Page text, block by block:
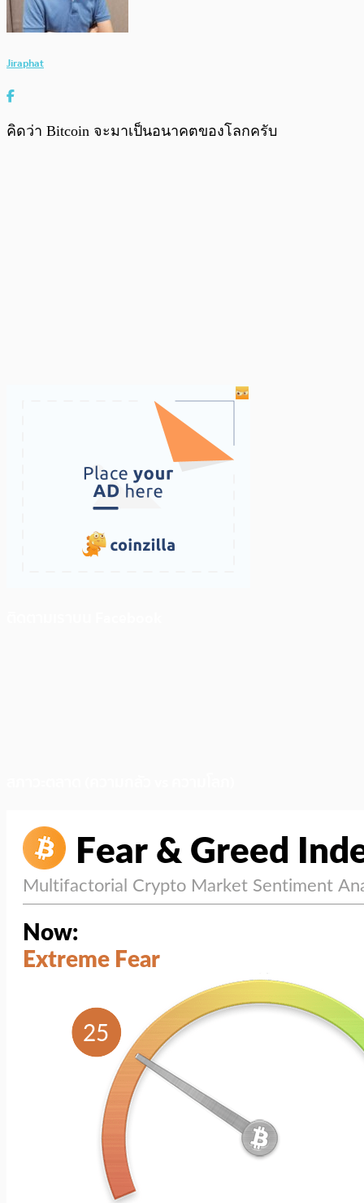
Jiraphat
คิดว่า Bitcoin จะมาเป็นอนาคตของโลกครับ